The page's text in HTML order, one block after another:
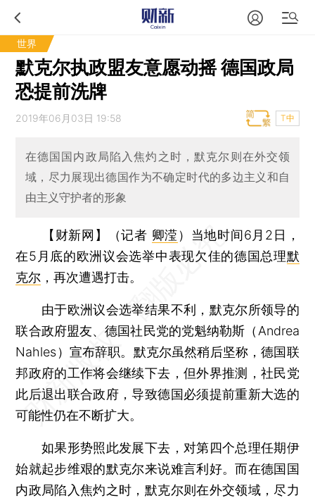
世界
默克尔执政盟友意愿动摇 德国政局
恐提前洗牌
2019年06月03日 19:58 T中
在德国国内政局陷入焦灼之时，默克尔则在外交领
域，尽力展现出德国作为不确定时代的多边主义和自
由主义守护者的形象
【财新网】（记者 卿滢） 当地时间6月2日，
在5月底的欧洲议会选举中表现欠佳的德国总理默
克尔 ，再次遭遇打击。
由于欧洲议会选举结果不利，默克尔所领导的
联合政府盟友、德国社民党的党魁纳勒斯（Andrea
Nahles）宣布辞职。默克尔虽然稍后坚称，德国联
邦政府的工作将会继续下去，但外界推测，社民党
此后退出联合政府，导致德国必须提前重新大选的
可能性仍在不断扩大。
如果形势照此发展下去，对第四个总理任期伊
始就起步维艰的默克尔来说难言利好。而在德国国
内政局陷入焦灼之时，默克尔则在外交领域，尽力